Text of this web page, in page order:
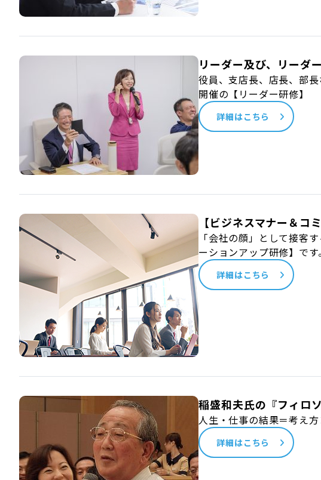
リーダー及び、リーダ
役員、支店長、店長、部
開催の【リーダー研修】
詳細はこちら
【ビジネスマナー＆コ
「会社の顔」として接客
ーションアップ研修】です。
詳細はこちら
稲盛和夫氏の『フィロ
人生・仕事の結果＝考え
詳細はこちら